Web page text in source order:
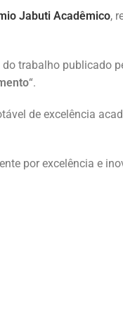
Jabuti Acadêmico,
trabalho publicado
“.
de excelência
por excelência e